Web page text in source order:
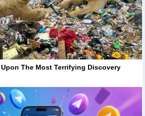
The Most Terrifying Discovery